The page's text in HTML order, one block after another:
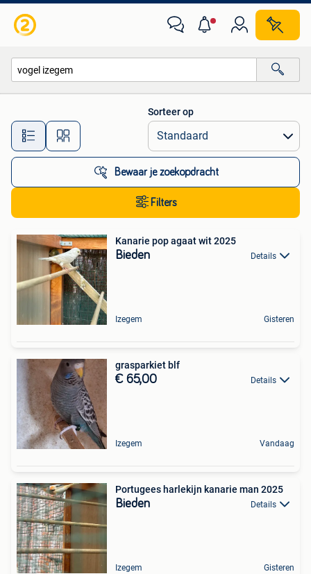
Alle afstanden…
Sorteer op
Bewaar je zoekopdracht
Filters
Kanarie pop agaat wit 2025
Bieden Details
Izegem Gisteren
grasparkiet blf
€ 65,00 Details
Izegem Vandaag
Portugees harlekijn kanarie man 2025
Bieden Details
Izegem Gisteren